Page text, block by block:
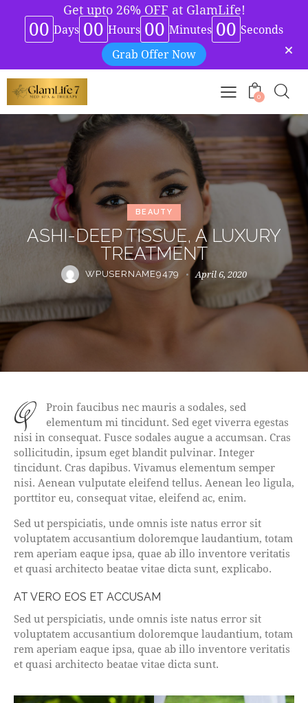
Get upto 26% OFF at GlamLife!
00 Days 00 Hours 00 Minutes 00 Seconds
Grab Offer Now
0
BEAUTY
ASHI-DEEP TISSUE, A LUXURY
TREATMENT
WPUSERNAME9479 April 6, 2020
q
Proin faucibus nec mauris a sodales, sed
elementum mi tincidunt. Sed eget viverra egestas
nisi in consequat. Fusce sodales augue a accumsan. Cras
sollicitudin, ipsum eget blandit pulvinar. Integer
tincidunt. Cras dapibus. Vivamus elementum semper
nisi. Aenean vulputate eleifend tellus. Aenean leo ligula,
porttitor eu, consequat vitae, eleifend ac, enim.
Sed ut perspiciatis, unde omnis iste natus error sit
voluptatem accusantium doloremque laudantium, totam
rem aperiam eaque ipsa, quae ab illo inventore veritatis
et quasi architecto beatae vitae dicta sunt, explicabo.
AT VERO EOS ET ACCUSAM
Sed ut perspiciatis, unde omnis iste natus error sit
voluptatem accusantium doloremque laudantium, totam
rem aperiam eaque ipsa, quae ab illo inventore veritatis
et quasi architecto beatae vitae dicta sunt.